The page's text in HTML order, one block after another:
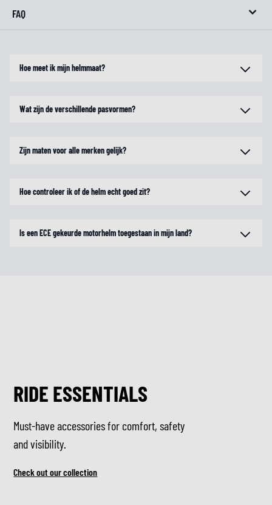
FAQ
Hoe meet ik mijn helmmaat?
Wat zijn de verschillende pasvormen?
Zijn maten voor alle merken gelijk?
Hoe controleer ik of de helm echt goed zit?
Is een ECE gekeurde motorhelm toegestaan in mijn land?
RIDE ESSENTIALS
Must-have accessories for comfort, safety
and visibility.
Check out our collection